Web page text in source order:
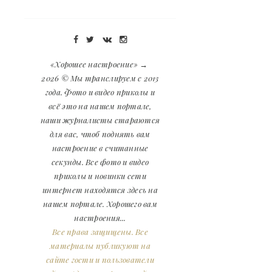
«Хорошее настроение» →
2026 © Мы транслируем с 2013
года. Фото и видео приколы и
всё это на нашем портале,
наши журналисты стараются
для вас, чтоб поднять вам
настроение в считанные
секунды. Все фото и видео
приколы и новинки сети
интернет находятся здесь на
нашем портале. Хорошего вам
настроения...
Все права защищены. Все
материалы публикуют на
сайте гости и пользователи